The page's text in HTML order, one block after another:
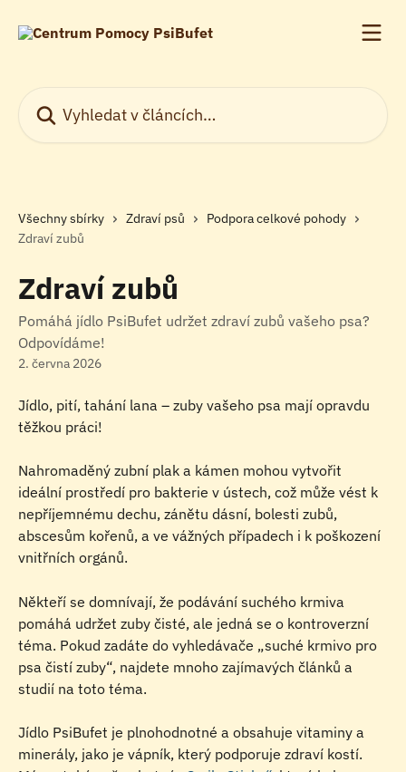
Všechny sbírky Zdraví psů
Podpora celkové pohody
Zdraví zubů
Zdraví zubů
Pomáhá jídlo PsiBufet udržet zdraví zubů vašeho psa?
Odpovídáme!
2. června 2026
Jídlo, pití, tahání lana – zuby vašeho psa mají opravdu
těžkou práci!
Nahromaděný zubní plak a kámen mohou vytvořit
ideální prostředí pro bakterie v ústech, což může vést k
nepříjemnému dechu, zánětu dásní, bolesti zubů,
abscesům kořenů, a ve vážných případech i k poškození
vnitřních orgánů.
Někteří se domnívají, že podávání suchého krmiva
pomáhá udržet zuby čisté, ale jedná se o kontroverzní
téma. Pokud zadáte do vyhledávače „suché krmivo pro
psa čistí zuby“, najdete mnoho zajímavých článků a
studií na toto téma.
Jídlo PsiBufet je plnohodnotné a obsahuje vitaminy a
minerály, jako je vápník, který podporuje zdraví kostí.